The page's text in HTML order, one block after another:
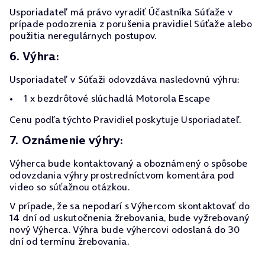
Usporiadateľ má právo vyradiť Účastníka Súťaže v
prípade podozrenia z porušenia pravidiel Súťaže alebo
použitia neregulárnych postupov.
6. Výhra:
Usporiadateľ v Súťaži odovzdáva nasledovnú výhru:
1 x bezdrôtové slúchadlá Motorola Escape
Cenu podľa týchto Pravidiel poskytuje Usporiadateľ.
7. Oznámenie výhry:
Výherca bude kontaktovaný a oboznámený o spôsobe
odovzdania výhry prostredníctvom komentára pod
video so súťažnou otázkou.
V prípade, že sa nepodarí s Výhercom skontaktovať do
14 dní od uskutočnenia žrebovania, bude vyžrebovaný
nový Výherca. Výhra bude výhercovi odoslaná do 30
dní od termínu žrebovania.